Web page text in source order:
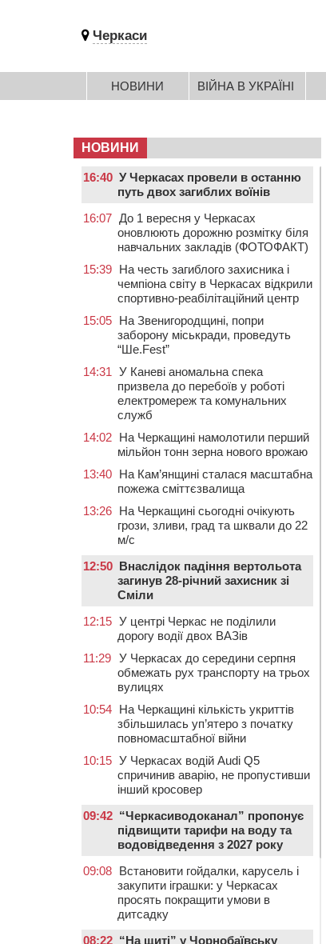
Черкаси
НОВИНИ ВІЙНА В УКРАЇНІ
НОВИНИ
16:40 У Черкасах провели в останню
путь двох загиблих воїнів
16:07 До 1 вересня у Черкасах
оновлюють дорожню розмітку біля
навчальних закладів (ФОТОФАКТ)
15:39 На честь загиблого захисника і
чемпіона світу в Черкасах відкрили
спортивно-реабілітаційний центр
15:05 На Звенигородщині, попри
заборону міськради, проведуть
“Ше.Fest”
14:31 У Каневі аномальна спека
призвела до перебоїв у роботі
електромереж та комунальних
служб
14:02 На Черкащині намолотили перший
мільйон тонн зерна нового врожаю
13:40 На Кам’янщині сталася масштабна
пожежа сміттєзвалища
13:26 На Черкащині сьогодні очікують
грози, зливи, град та шквали до 22
м/с
12:50 Внаслідок падіння вертольота
загинув 28-річний захисник зі
Сміли
12:15 У центрі Черкас не поділили
дорогу водії двох ВАЗів
11:29 У Черкасах до середини серпня
обмежать рух транспорту на трьох
вулицях
10:54 На Черкащині кількість укриттів
збільшилась уп’ятеро з початку
повномасштабної війни
10:15 У Черкасах водій Audi Q5
спричинив аварію, не пропустивши
інший кросовер
09:42 “Черкасиводоканал” пропонує
підвищити тарифи на воду та
водовідведення з 2027 року
09:08 Встановити гойдалки, карусель і
закупити іграшки: у Черкасах
просять покращити умови в
дитсадку
08:22 “На щиті” у Чорнобаївську